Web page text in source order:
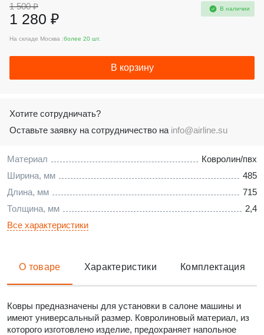
Материал
Ковролин/пвх
Ширина, мм
485
Длина, мм
715
Толщина, мм
2,4
Все характеристики
1 500 ₽
1 280 ₽
В наличии
На складе Москва :более 20 шт.
В корзину
Хотите сотрудничать?
Оставьте заявку на сотрудничество на info@airline.su
О товаре Характеристики Комплектация
Ковры предназначены для установки в салоне машины и
имеют универсальный размер. Ковролиновый материал, из
которого изготовлено изделие, предохраняет напольное